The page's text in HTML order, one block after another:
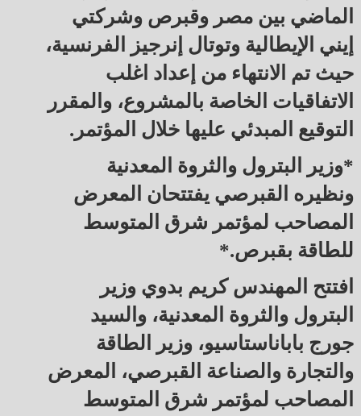
الماضي بين مصر وقبرص وشركتي
إيني الإيطالية وتوتال إنرجيز الفرنسية،
حيث تم الانتهاء من إعداد اغلب
الاتفاقيات الخاصة بالمشروع، والمقرر
التوقيع المبدئي عليها خلال المؤتمر.
*وزير البترول والثروة المعدنية
ونظيره القبرصي يفتتحان المعرض
المصاحب لمؤتمر شرق المتوسط
للطاقة بقبرص.*
افتتح المهندس كريم بدوي وزير
البترول والثروة المعدنية، والسيد
جورج باباناستاسيو، وزير الطاقة
والتجارة والصناعة القبرصي، المعرض
المصاحب لمؤتمر شرق المتوسط